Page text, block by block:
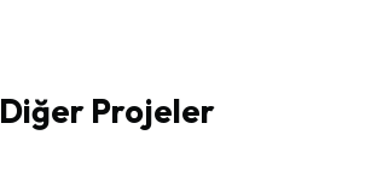
Diğer Projeler